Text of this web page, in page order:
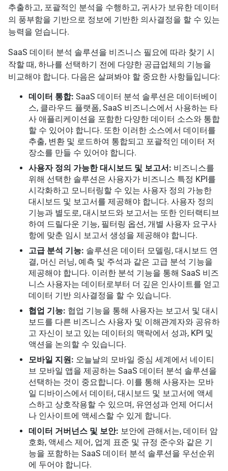
추출하고, 포괄적인 분석을 수행하고, 귀사가 보유한 데이터
의 풍부함을 기반으로 정보에 기반한 의사결정을 할 수 있는
능력을 얻습니다.
SaaS 데이터 분석 솔루션을 비즈니스 필요에 따라 찾기 시
작할 때, 하나를 선택하기 전에 다양한 공급업체의 기능을
비교해야 합니다. 다음은 살펴봐야 할 중요한 사항들입니다:
데이터 통합: SaaS 데이터 분석 솔루션은 데이터베이
스, 클라우드 플랫폼, SaaS 비즈니스에서 사용하는 타
사 애플리케이션을 포함한 다양한 데이터 소스와 통합
할 수 있어야 합니다. 또한 이러한 소스에서 데이터를
추출, 변환 및 로드하여 통합되고 포괄적인 데이터 저
장소를 만들 수 있어야 합니다.
사용자 정의 가능한 대시보드 및 보고서: 비즈니스를
위해 선택한 솔루션은 사용자가 비즈니스 특정 KPI를
시각화하고 모니터링할 수 있는 사용자 정의 가능한
대시보드 및 보고서를 제공해야 합니다. 사용자 정의
기능과 별도로, 대시보드와 보고서는 또한 인터랙티브
하여 드릴다운 기능, 필터링 옵션, 개별 사용자 요구사
항에 맞춘 임시 보고서 생성을 제공해야 합니다.
고급 분석 기능: 솔루션은 데이터 모델링, 대시보드 연
결, 머신 러닝, 예측 및 주석과 같은 고급 분석 기능을
제공해야 합니다. 이러한 분석 기능을 통해 SaaS 비즈
니스 사용자는 데이터로부터 더 깊은 인사이트를 얻고
데이터 기반 의사결정을 할 수 있습니다.
협업 기능: 협업 기능을 통해 사용자는 보고서 및 대시
보드를 다른 비즈니스 사용자 및 이해관계자와 공유하
고 자신이 보고 있는 데이터의 맥락에서 성과, KPI 및
액션을 논의할 수 있습니다.
모바일 지원: 오늘날의 모바일 중심 세계에서 네이티
브 모바일 앱을 제공하는 SaaS 데이터 분석 솔루션을
선택하는 것이 중요합니다. 이를 통해 사용자는 모바
일 디바이스에서 데이터, 대시보드 및 보고서에 액세
스하고 상호작용할 수 있으며, 유연성과 언제 어디서
나 인사이트에 액세스할 수 있게 합니다.
데이터 거버넌스 및 보안: 보안에 관해서는, 데이터 암
호화, 액세스 제어, 업계 표준 및 규정 준수와 같은 기
능을 포함하는 SaaS 데이터 분석 솔루션을 우선순위
에 두어야 합니다.